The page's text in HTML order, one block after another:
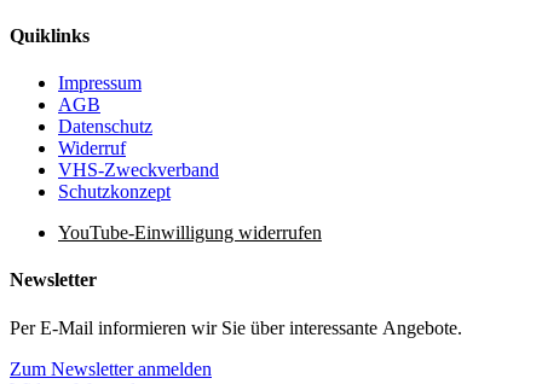
Quiklinks
Impressum
AGB
Datenschutz
Widerruf
VHS-Zweckverband
Schutzkonzept
YouTube-Einwilligung widerrufen
Newsletter
Per E-Mail informieren wir Sie über interessante Angebote.
Zum Newsletter anmelden